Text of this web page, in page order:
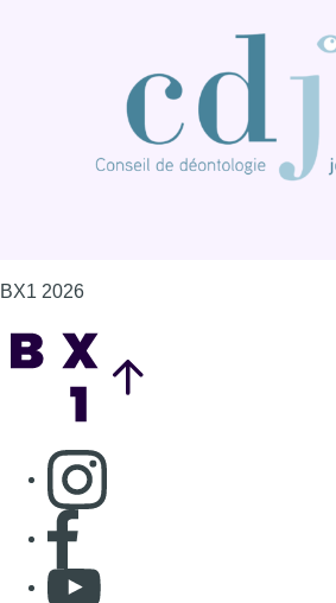
BX1 2026
Consulter page Instagram
Consulter page Facebook
Consulter Youtube